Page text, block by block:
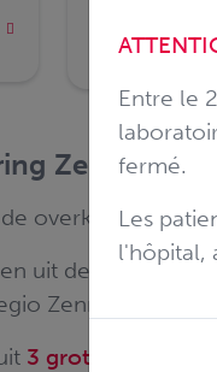
Zennevallei
uit de gemeenten
Zennevallei.
3 grote luiken :
Entre le
fermé.
Les
l'hôpital,